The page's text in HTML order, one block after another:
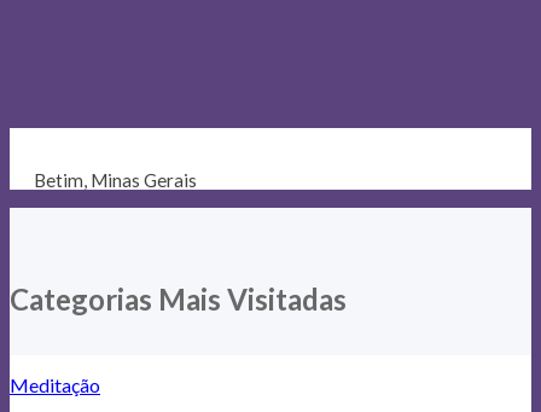
Betim, Minas Gerais
Categorias Mais Visitadas
Meditação